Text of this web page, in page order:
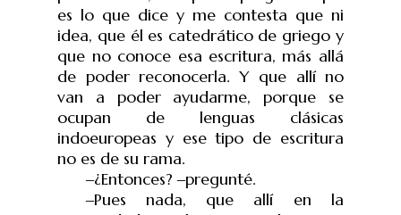
es lo que dice y me contesta que ni
idea, que él es catedrático de griego y
que no conoce esa escritura, más allá
de poder reconocerla. Y que allí no
van a poder ayudarme, porque se
ocupan de lenguas clásicas
indoeuropeas y ese tipo de escritura
no es de su rama.
‒¿Entonces?‒pregunté.
‒Pues nada, que allí en la